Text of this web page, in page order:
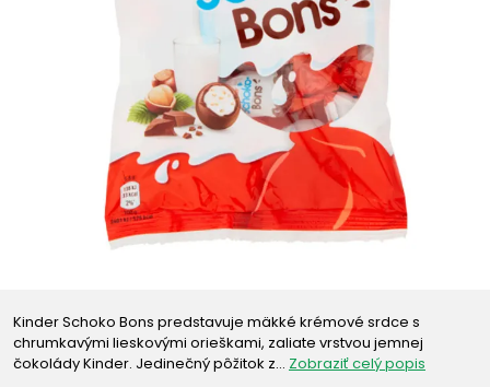
Kinder Schoko Bons predstavuje mäkké krémové srdce s
chrumkavými lieskovými orieškami, zaliate vrstvou jemnej
čokolády Kinder. Jedinečný pôžitok z… Zobraziť celý popis